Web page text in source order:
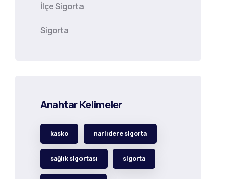
İlçe Sigorta
Sigorta
Anahtar Kelimeler
kasko narlıdere sigorta
sağlık sigortası sigorta